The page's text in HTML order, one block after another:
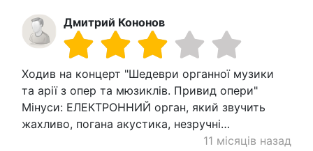
Дмитрий Кононов
Ходив на концерт "Шедеври органної музики
та арії з опер та мюзиклів. Привид опери"
Мінуси: ЕЛЕКТРОННИЙ орган, який звучить
жахливо, погана акустика, незручні…
11 місяців назад